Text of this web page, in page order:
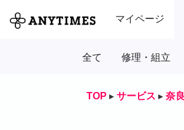
マイページ
全て 修理・組立
TOP ▸ サービス ▸ 奈